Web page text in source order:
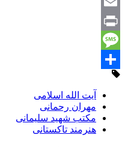
Email
Print
Message
Share
آیت الله اسلامی
مهران رحمانی
مکتب شهید سلیمانی
هنرمند تاکستانی